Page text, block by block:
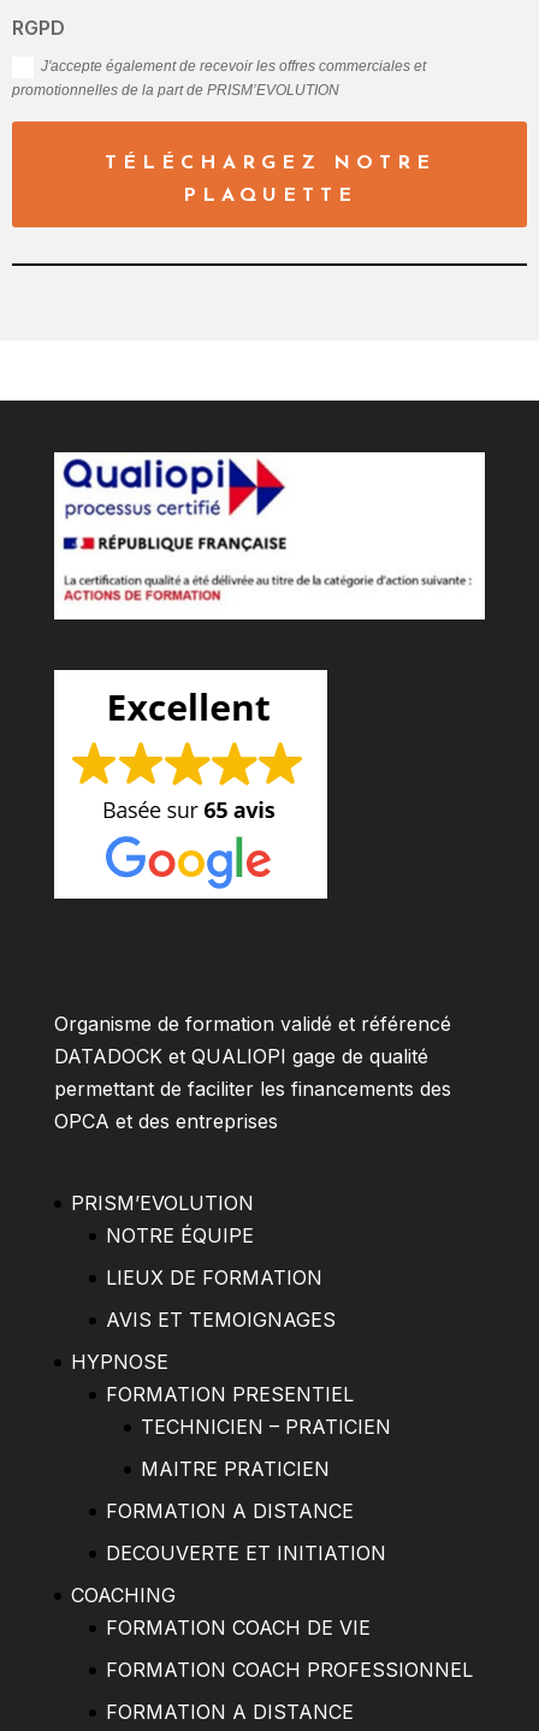
RGPD
J'accepte également de recevoir les offres commerciales et
promotionnelles de la part de PRISM’EVOLUTION
TÉLÉCHARGEZ NOTRE
PLAQUETTE
Organisme de formation validé et référencé
DATADOCK et QUALIOPI gage de qualité
permettant de faciliter les financements des
OPCA et des entreprises
PRISM’EVOLUTION
NOTRE ÉQUIPE
LIEUX DE FORMATION
AVIS ET TEMOIGNAGES
HYPNOSE
FORMATION PRESENTIEL
TECHNICIEN – PRATICIEN
MAITRE PRATICIEN
FORMATION A DISTANCE
DECOUVERTE ET INITIATION
COACHING
FORMATION COACH DE VIE
FORMATION COACH PROFESSIONNEL
FORMATION A DISTANCE